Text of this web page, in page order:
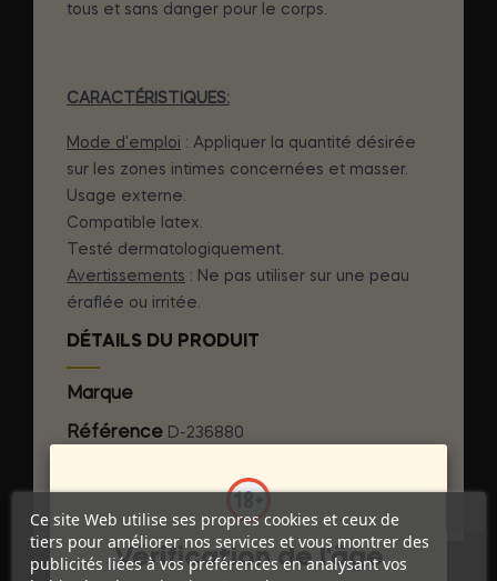
tous et sans danger pour le corps.
CARACTÉRISTIQUES:
Mode d'emploi : Appliquer la quantité désirée
sur les zones intimes concernées et masser.
Usage externe.
Compatible latex.
Testé dermatologiquement.
Avertissements : Ne pas utiliser sur une peau
éraflée ou irritée.
DÉTAILS DU PRODUIT
Marque
Référence D-236880
Références spécifiques
Ce site Web utilise ses propres cookies et ceux de
tiers pour améliorer nos services et vous montrer des
publicités liées à vos préférences en analysant vos
Vérification de l'âge